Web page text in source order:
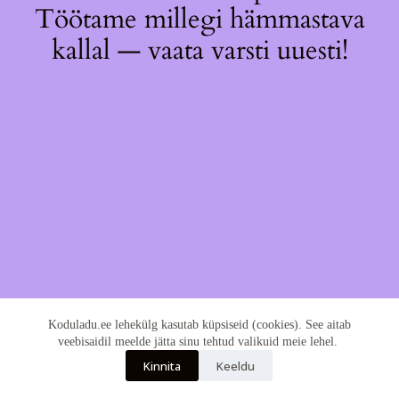
Koduladu.ee lehekülg kasutab küpsiseid (cookies). See aitab
veebisaidil meelde jätta sinu tehtud valikuid meie lehel.
Kinnita Keeldu
Töötame millegi hämmastava
kallal — vaata varsti uuesti!